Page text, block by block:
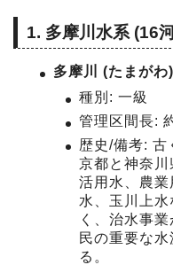
1. 多摩川水系 (16
多摩川 (たまがわ)
種別: 一級
管理区間長:
歴史/備考: 古
京都と神奈
活用水、農業
水、玉川上
く、治水事
民の重要な
る。